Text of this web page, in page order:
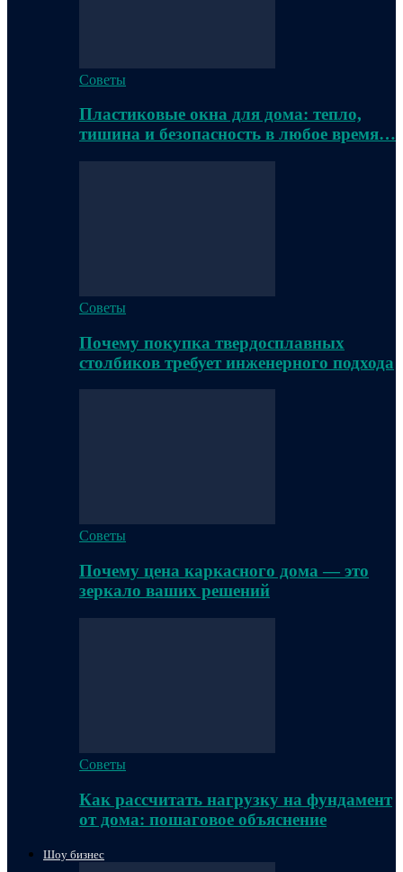
Советы
Пластиковые окна для дома: тепло,
тишина и безопасность в любое время…
Советы
Почему покупка твердосплавных
столбиков требует инженерного подхода
Советы
Почему цена каркасного дома — это
зеркало ваших решений
Советы
Как рассчитать нагрузку на фундамент
от дома: пошаговое объяснение
Шоу бизнес